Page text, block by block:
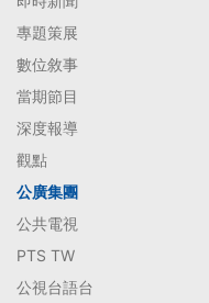
專題策展
數位敘事
當期節目
深度報導
觀點
公廣集團
公共電視
PTS TW
公視台語台